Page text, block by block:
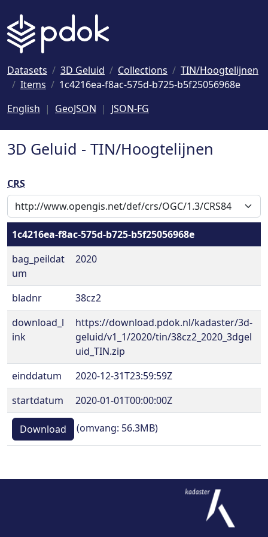
Datasets 3D Geluid Collections
TIN/Hoogtelijnen
Items
1c4216ea-f8ac-575d-b725-b5f25056968e
English
GeoJSON JSON-FG
3D Geluid - TIN/Hoogtelijnen
CRS
1c4216ea-f8ac-575d-b725-b5f25056968e
bag_peildat
um
2020
bladnr
38cz2
download_l
ink
https://download.pdok.nl/kadaster/3d-
geluid/v1_1/2020/tin/38cz2_2020_3dgel
uid_TIN.zip
einddatum
2020-12-31T23:59:59Z
startdatum
2020-01-01T00:00:00Z
Download (omvang: 56.3MB)